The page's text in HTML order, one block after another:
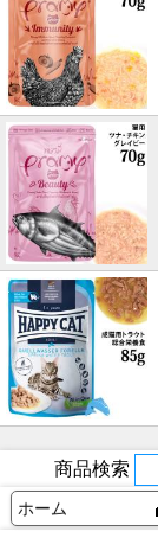
商品検索
ホーム